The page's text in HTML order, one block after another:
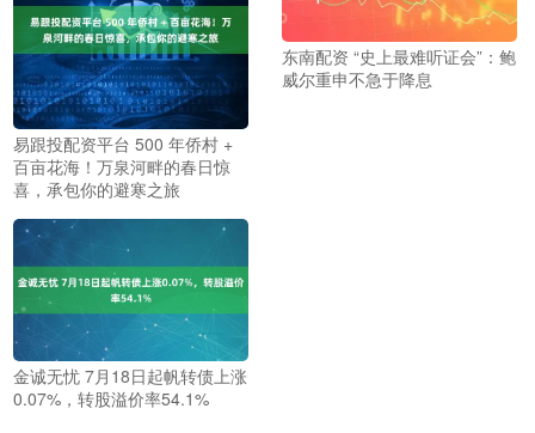
易跟投配资平台 500 年侨村 +
百亩花海！万泉河畔的春日惊
喜，承包你的避寒之旅
东南配资 “史上最难听证会”：鲍
威尔重申不急于降息
金诚无忧 7月18日起帆转债上涨
0.07%，转股溢价率54.1%